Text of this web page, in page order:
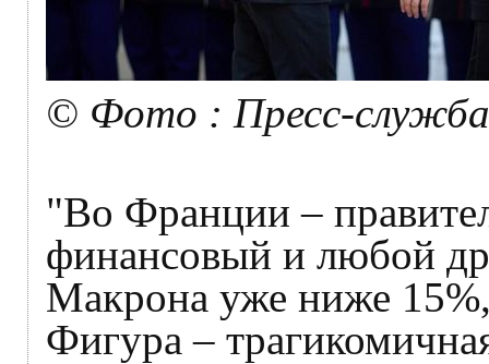
© Фото : Пресс-
"Во Франции –
финансовый и любой
Макрона уже ниже
Фигура –